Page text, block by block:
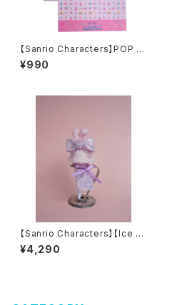
【Sanrio Characters】POP PI
NK PRINT!Tracing paper s
et /MIX ICHIGO/トレーシング
¥990
【Sanrio Characters】【Ice st
and】マMY MELODYx LARM
ExOLOR JAPAN Collaborati
¥4,290